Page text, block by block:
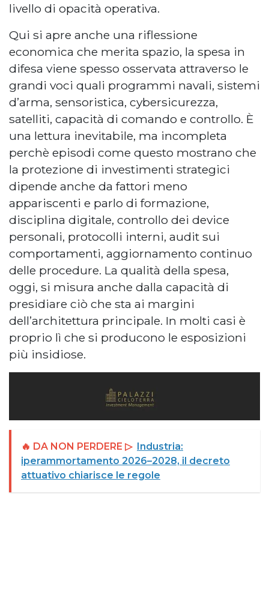
livello di opacità operativa.
Qui si apre anche una riflessione
economica che merita spazio, la spesa in
difesa viene spesso osservata attraverso le
grandi voci quali programmi navali, sistemi
d’arma, sensoristica, cybersicurezza,
satelliti, capacità di comando e controllo. È
una lettura inevitabile, ma incompleta
perchè episodi come questo mostrano che
la protezione di investimenti strategici
dipende anche da fattori meno
appariscenti e parlo di formazione,
disciplina digitale, controllo dei device
personali, protocolli interni, audit sui
comportamenti, aggiornamento continuo
delle procedure. La qualità della spesa,
oggi, si misura anche dalla capacità di
presidiare ciò che sta ai margini
dell’architettura principale. In molti casi è
proprio lì che si producono le esposizioni
più insidiose.
🔥 DA NON PERDERE ▷
Industria:
iperammortamento 2026–2028, il decreto
attuativo chiarisce le regole